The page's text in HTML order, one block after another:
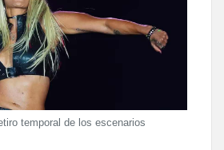
temporal de los escenarios